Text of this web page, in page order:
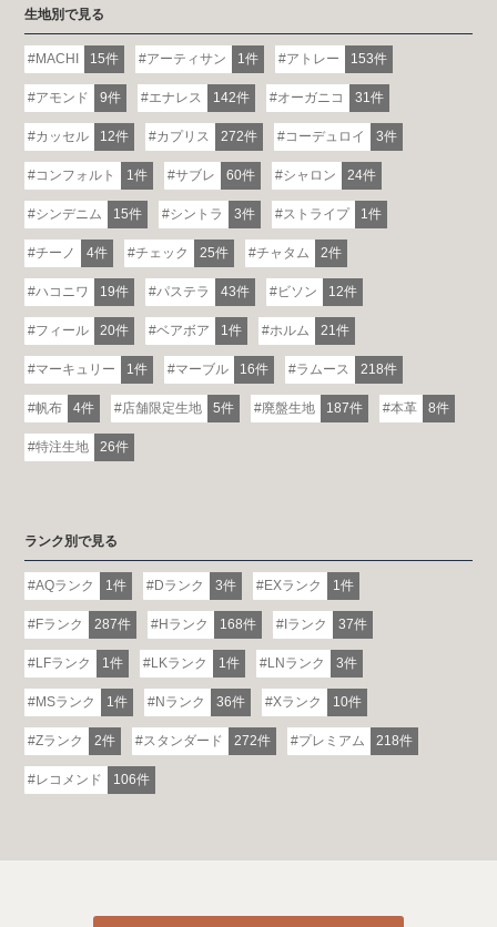
生地別で見る
MACHI 15件 アーティサン 1件 アトレー 153件
アモンド 9件 エナレス 142件 オーガニコ 31件
カッセル 12件 カプリス 272件 コーデュロイ 3件
コンフォルト 1件 サブレ 60件 シャロン 24件
シンデニム 15件 シントラ 3件 ストライプ 1件
チーノ 4件 チェック 25件 チャタム 2件
ハコニワ 19件 パステラ 43件 ビソン 12件
フィール 20件 ベアボア 1件 ホルム 21件
マーキュリー 1件 マーブル 16件 ラムース 218件
帆布 4件 店舗限定生地 5件 廃盤生地 187件 本革 8件
特注生地 26件
ランク別で見る
AQランク 1件 Dランク 3件 EXランク 1件
Fランク 287件 Hランク 168件 Iランク 37件
LFランク 1件 LKランク 1件 LNランク 3件
MSランク 1件 Nランク 36件 Xランク 10件
Zランク 2件 スタンダード 272件 プレミアム 218件
レコメンド 106件